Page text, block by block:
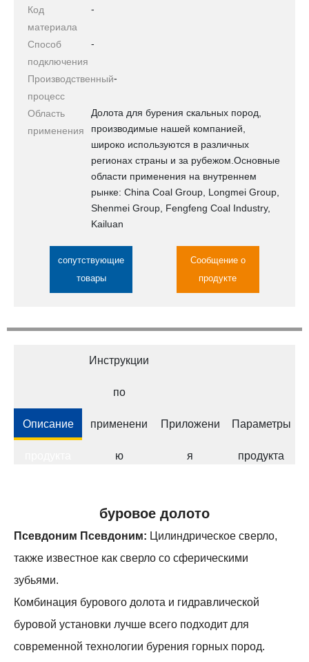
Код
материала
-
Способ
подключения
-
Производственный
процесс
-
Область
применения
Долота для бурения скальных пород,
производимые нашей компанией,
широко используются в различных
регионах страны и за рубежом.Основные
области применения на внутреннем
рынке: China Coal Group, Longmei Group,
Shenmei Group, Fengfeng Coal Industry,
Kailuan
сопутствующие
товары
Сообщение о
продукте
Описание
Инструкции
по
применени
ю
Приложени
я
Параметры
продукта
буровое долото
Псевдоним Псевдоним: Цилиндрическое сверло,
также известное как сверло со сферическими
зубьями.
Комбинация бурового долота и гидравлической
буровой установки лучше всего подходит для
современной технологии бурения горных пород.